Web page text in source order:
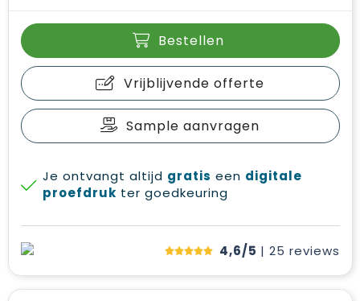
Bestellen
Vrijblijvende offerte
Sample aanvragen
Je ontvangt altijd gratis een digitale
proefdruk ter goedkeuring
4,6/5 | 25 reviews